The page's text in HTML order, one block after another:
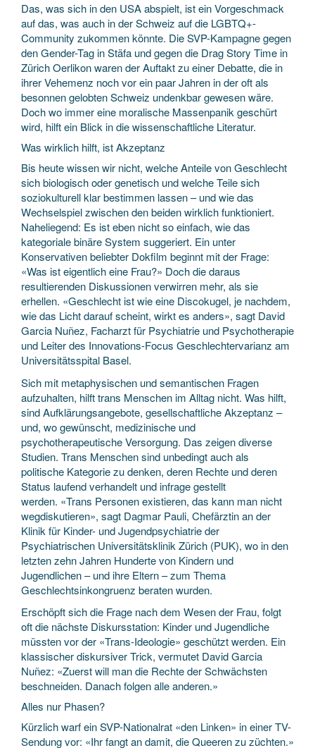
Das, was sich in den USA abspielt, ist ein Vorgeschmack
auf das, was auch in der Schweiz auf die LGBTQ+-
Community zukommen könnte. Die SVP-Kampagne gegen
den Gender-Tag in Stäfa und gegen die Drag Story Time in
Zürich Oerlikon waren der Auftakt zu einer Debatte, die in
ihrer Vehemenz noch vor ein paar Jahren in der oft als
besonnen gelobten Schweiz undenkbar gewesen wäre.
Doch wo immer eine moralische Massenpanik geschürt
wird, hilft ein Blick in die wissenschaftliche Literatur.
Was wirklich hilft, ist Akzeptanz
Bis heute wissen wir nicht, welche Anteile von Geschlecht
sich biologisch oder genetisch und welche Teile sich
soziokulturell klar bestimmen lassen – und wie das
Wechselspiel zwischen den beiden wirklich funktioniert.
Naheliegend: Es ist eben nicht so einfach, wie das
kategoriale binäre System suggeriert. Ein unter
Konservativen beliebter Dokfilm beginnt mit der Frage:
«Was ist eigentlich eine Frau?» Doch die daraus
resultierenden Diskussionen verwirren mehr, als sie
erhellen. «Geschlecht ist wie eine Discokugel, je nachdem,
wie das Licht darauf scheint, wirkt es anders», sagt David
Garcia Nuñez, Facharzt für Psychiatrie und Psychotherapie
und Leiter des Innovations-Focus Geschlechtervarianz am
Universitätsspital Basel.
Sich mit metaphysischen und semantischen Fragen
aufzuhalten, hilft trans Menschen im Alltag nicht. Was hilft,
sind Aufklärungsangebote, gesellschaftliche Akzeptanz –
und, wo gewünscht, medizinische und
psychotherapeutische Versorgung. Das zeigen diverse
Studien. Trans Menschen sind unbedingt auch als
politische Kategorie zu denken, deren Rechte und deren
Status laufend verhandelt und infrage gestellt
werden. «Trans Personen existieren, das kann man nicht
wegdiskutieren», sagt Dagmar Pauli, Chefärztin an der
Klinik für Kinder- und Jugendpsychiatrie der
Psychiatrischen Universitätsklinik Zürich (PUK), wo in den
letzten zehn Jahren Hunderte von Kindern und
Jugendlichen – und ihre Eltern – zum Thema
Geschlechtsinkongruenz beraten wurden.
Erschöpft sich die Frage nach dem Wesen der Frau, folgt
oft die nächste Diskursstation: Kinder und Jugendliche
müssten vor der «Trans-Ideologie» geschützt werden. Ein
klassischer diskursiver Trick, vermutet David Garcia
Nuñez: «Zuerst will man die Rechte der Schwächsten
beschneiden. Danach folgen alle anderen.»
Alles nur Phasen?
Kürzlich warf ein SVP-Nationalrat «den Linken» in einer TV-
Sendung vor: «Ihr fangt an damit, die Queeren zu züchten.»